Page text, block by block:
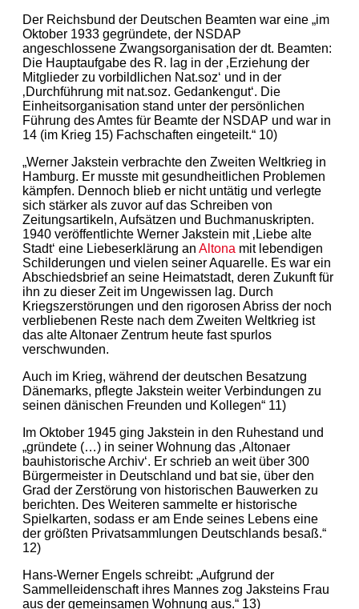
Der Reichsbund der Deutschen Beamten war eine „im
Oktober 1933 gegründete, der NSDAP
angeschlossene Zwangsorganisation der dt. Beamten:
Die Hauptaufgabe des R. lag in der ‚Erziehung der
Mitglieder zu vorbildlichen Nat.soz‘ und in der
‚Durchführung mit nat.soz. Gedankengut‘. Die
Einheitsorganisation stand unter der persönlichen
Führung des Amtes für Beamte der NSDAP und war in
14 (im Krieg 15) Fachschaften eingeteilt.“ 10)
„Werner Jakstein verbrachte den Zweiten Weltkrieg in
Hamburg. Er musste mit gesundheitlichen Problemen
kämpfen. Dennoch blieb er nicht untätig und verlegte
sich stärker als zuvor auf das Schreiben von
Zeitungsartikeln, Aufsätzen und Buchmanuskripten.
1940 veröffentlichte Werner Jakstein mit ‚Liebe alte
Stadt‘ eine Liebeserklärung an Altona mit lebendigen
Schilderungen und vielen seiner Aquarelle. Es war ein
Abschiedsbrief an seine Heimatstadt, deren Zukunft für
ihn zu dieser Zeit im Ungewissen lag. Durch
Kriegszerstörungen und den rigorosen Abriss der noch
verbliebenen Reste nach dem Zweiten Weltkrieg ist
das alte Altonaer Zentrum heute fast spurlos
verschwunden.
Auch im Krieg, während der deutschen Besatzung
Dänemarks, pflegte Jakstein weiter Verbindungen zu
seinen dänischen Freunden und Kollegen“ 11)
Im Oktober 1945 ging Jakstein in den Ruhestand und
„gründete (…) in seiner Wohnung das ‚Altonaer
bauhistorische Archiv‘. Er schrieb an weit über 300
Bürgermeister in Deutschland und bat sie, über den
Grad der Zerstörung von historischen Bauwerken zu
berichten. Des Weiteren sammelte er historische
Spielkarten, sodass er am Ende seines Lebens eine
der größten Privatsammlungen Deutschlands besaß.“
12)
Hans-Werner Engels schreibt: „Aufgrund der
Sammelleidenschaft ihres Mannes zog Jaksteins Frau
aus der gemeinsamen Wohnung aus.“ 13)